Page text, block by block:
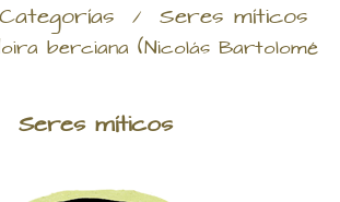
Categorías / Seres míticos
berciana (Nicolás Bartolomé
Seres míticos